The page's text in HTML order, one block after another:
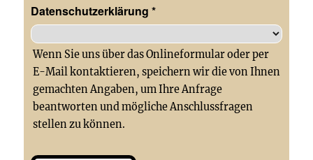
Datenschutzerklärung*
Wenn Sie uns über das Onlineformular oder per
E-Mail kontaktieren, speichern wir die von Ihnen
gemachten Angaben, um Ihre Anfrage
beantworten und mögliche Anschlussfragen
stellen zu können.